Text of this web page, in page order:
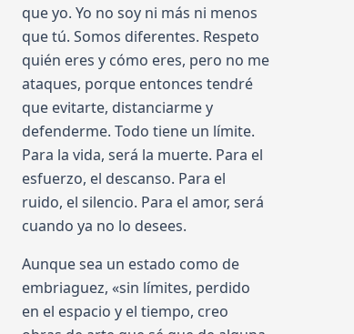
que yo. Yo no soy ni más ni menos
que tú. Somos diferentes. Respeto
quién eres y cómo eres, pero no me
ataques, porque entonces tendré
que evitarte, distanciarme y
defenderme. Todo tiene un límite.
Para la vida, será la muerte. Para el
esfuerzo, el descanso. Para el
ruido, el silencio. Para el amor, será
cuando ya no lo desees.
Aunque sea un estado como de
embriaguez, «sin límites, perdido
en el espacio y el tiempo, creo